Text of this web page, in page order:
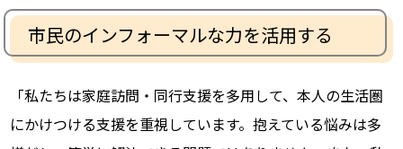
市民のインフォーマルな力を活用する
「私たちは家庭訪問・同行支援を多用して、本人の生活圏
にかけつける支援を重視しています。抱えている悩みは多